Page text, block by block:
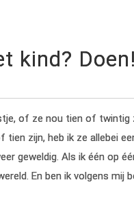
kind? Doen!
of ze nou tien of twintig
zijn, heb ik ze allebei
geweldig. Als ik één op
En ben ik volgens mij